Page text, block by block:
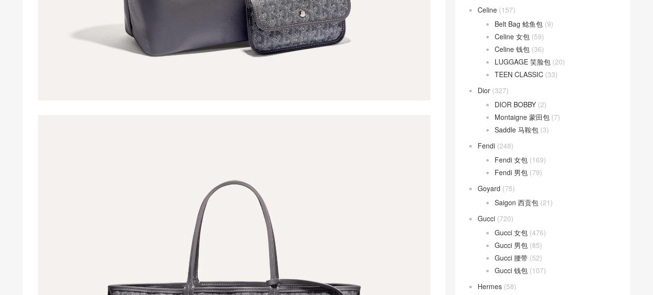
Celine (157)
Belt Bag 鲶鱼包 (9)
Celine 女包 (59)
Celine 钱包 (36)
LUGGAGE 笑脸包 (20)
TEEN CLASSIC (33)
Dior (327)
DIOR BOBBY (2)
Montaigne 蒙田包 (7)
Saddle 马鞍包 (3)
Fendi (248)
Fendi 女包 (169)
Fendi 男包 (79)
Goyard (75)
Saigon 西贡包 (21)
Gucci (720)
Gucci 女包 (476)
Gucci 男包 (85)
Gucci 腰带 (52)
Gucci 钱包 (107)
Hermes (58)